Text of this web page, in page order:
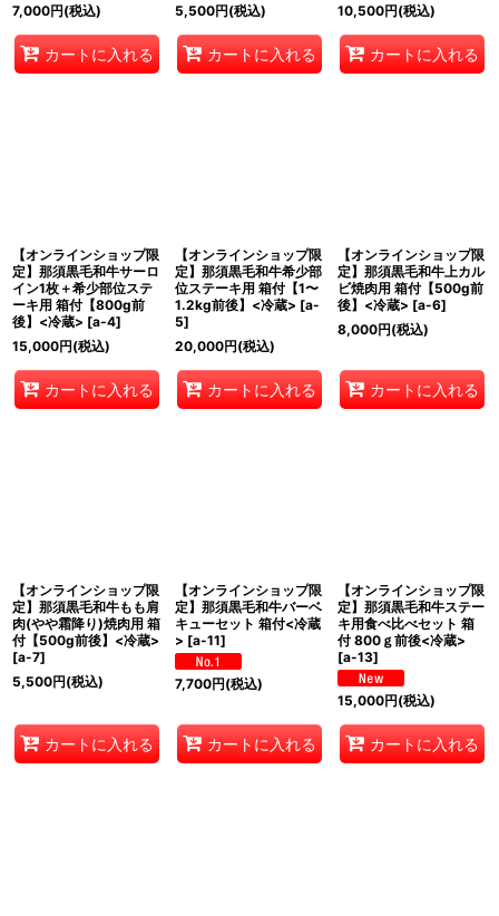
7,000円(税込)
カートに入れる
5,500円(税込)
カートに入れる
10,500円(税込)
カートに入れる
【オンラインショップ限
定】那須黒毛和牛サーロ
イン1枚＋希少部位ステ
ーキ用 箱付【800g前
後】<冷蔵> [a-4]
15,000円(税込)
カートに入れる
【オンラインショップ限
定】那須黒毛和牛希少部
位ステーキ用 箱付【1〜
1.2kg前後】<冷蔵> [a-
5]
20,000円(税込)
カートに入れる
【オンラインショップ限
定】那須黒毛和牛上カル
ビ焼肉用 箱付【500g前
後】<冷蔵> [a-6]
8,000円(税込)
カートに入れる
【オンラインショップ限
定】那須黒毛和牛もも肩
肉(やや霜降り)焼肉用 箱
付【500g前後】<冷蔵>
[a-7]
5,500円(税込)
カートに入れる
【オンラインショップ限
定】那須黒毛和牛バーベ
キューセット 箱付<冷蔵
> [a-11]
7,700円(税込)
カートに入れる
【オンラインショップ限
定】那須黒毛和牛ステー
キ用食べ比べセット 箱
付 800ｇ前後<冷蔵>
[a-13]
15,000円(税込)
カートに入れる